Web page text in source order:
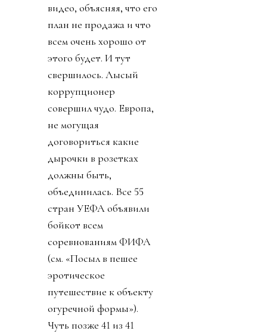
видео, объясняя, что его
план не продажа и что
всем очень хорошо от
этого будет. И тут
свершилось. Лысый
коррупционер
совершил чудо. Европа,
не могущая
договориться какие
дырочки в розетках
должны быть,
объединилась. Все 55
стран УЕФА объявили
бойкот всем
соревнованиям ФИФА
(см. «Посыл в пешее
эротическое
путешествие к объекту
огуречной формы»).
Чуть позже 41 из 41